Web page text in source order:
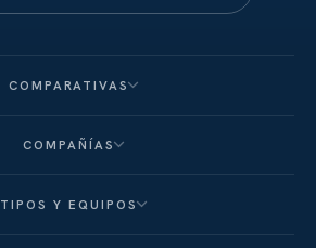
COMPARATIVAS
COMPAÑÍAS
TIPOS Y EQUIPOS